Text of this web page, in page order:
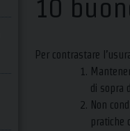
10
Per contrastare
di sopra
Non
pratiche